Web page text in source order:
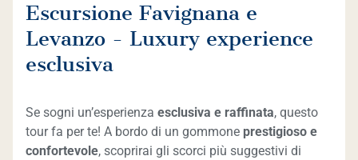
Escursione Favignana e
Levanzo - Luxury experience
esclusiva
Se sogni un’esperienza esclusiva e raffinata, questo
tour fa per te! A bordo di un gommone prestigioso e
confortevole, scoprirai gli scorci più suggestivi di